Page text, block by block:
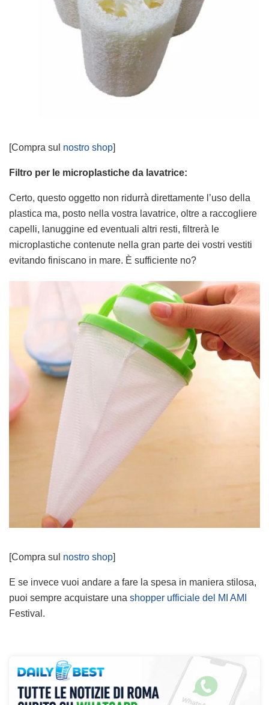
[Compra sul nostro shop]
Filtro per le microplastiche da lavatrice:
Certo, questo oggetto non ridurrà direttamente l’uso della
plastica ma, posto nella vostra lavatrice, oltre a raccogliere
capelli, lanuggine ed eventuali altri resti, filtrerà le
microplastiche contenute nella gran parte dei vostri vestiti
evitando finiscano in mare. È sufficiente no?
[Compra sul nostro shop]
E se invece vuoi andare a fare la spesa in maniera stilosa,
puoi sempre acquistare una shopper ufficiale del MI AMI
Festival.